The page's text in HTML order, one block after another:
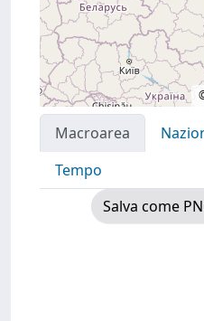
Macroarea
Tempo
Salva come